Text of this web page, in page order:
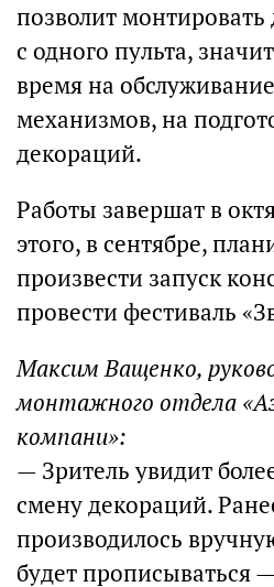
позволит
с одного пульта,
время на
механизмов, на
декораций.
Работы завершат в
этого, в сентябре,
произвести запуск
провести фестиваль
Максим Ващенко,
монтажного отдела
компани»:
— Зритель увидит
смену декораций.
производилось
будет прописываться